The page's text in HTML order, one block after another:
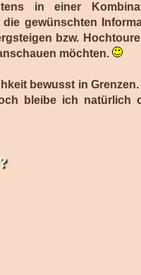
in einer
gewünschten
bzw.
möchten.
bewusst in
bleibe ich natürlich